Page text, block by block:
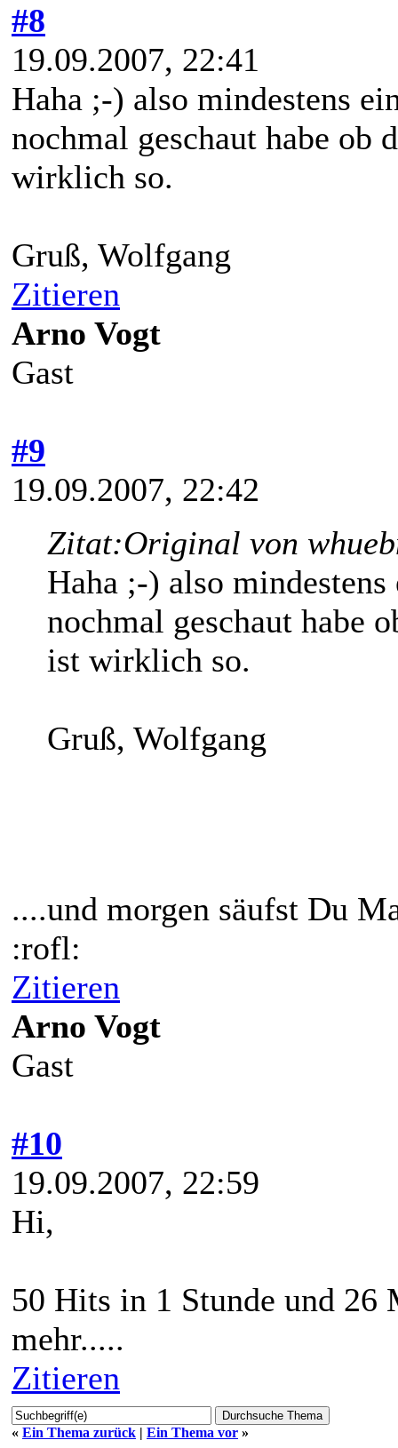
#8
19.09.2007, 22:41
Haha ;-) also mindestens
nochmal geschaut habe
wirklich so.
Gruß, Wolfgang
Zitieren
Arno Vogt
Gast
#9
19.09.2007, 22:42
Zitat:Original von
Haha ;-) also
nochmal geschaut habe
ist wirklich so.
Gruß, Wolfgang
....und morgen säufst Du
:rofl:
Zitieren
Arno Vogt
Gast
#10
19.09.2007, 22:59
Hi,
50 Hits in 1 Stunde und 26
mehr.....
Zitieren
« Ein Thema zurück | Ein Thema vor »